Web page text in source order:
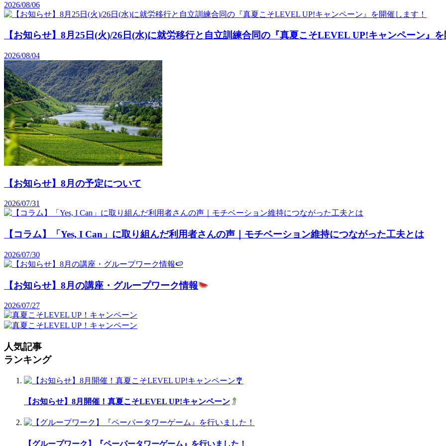
2026/08/06
【お知らせ】8月25日(火)/26日(水)に就労移行と自立訓練合同の『真夏こそLEVEL UP!キャンペーン』を
2026/08/04
【お知らせ】8月の予定について
2026/07/31
【コラム】「Yes, I Can」に取り組んだ利用者さんの声｜モチベーション維持につながった工夫とは
2026/07/30
【お知らせ】8月の講座・グループワーク情報
2026/07/27
人気記事
ランキング
【お知らせ】8月開催！真夏こそLEVEL UP!キャンペーン
【グループワーク】『ペーパータワーゲーム』を行いました！